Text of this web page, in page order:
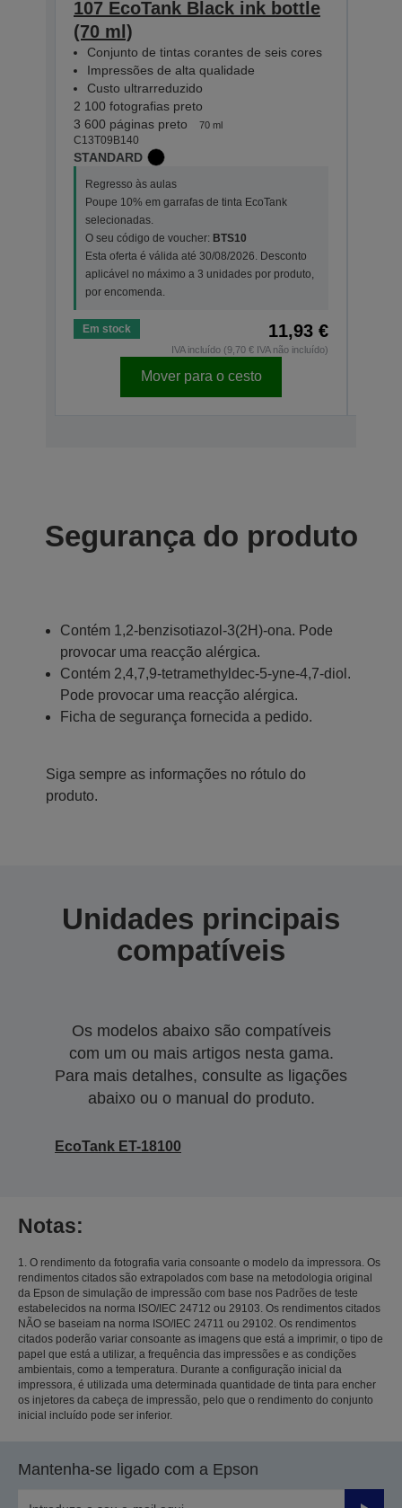
107 EcoTank Black ink bottle
(70 ml)
Conjunto de tintas corantes de seis cores
Impressões de alta qualidade
Custo ultrarreduzido
2 100 fotografias preto
3 600 páginas preto
70 ml
C13T09B140
STANDARD
Regresso às aulas
Poupe 10% em garrafas de tinta EcoTank
selecionadas.
O seu código de voucher: BTS10
Esta oferta é válida até 30/08/2026. Desconto
aplicável no máximo a 3 unidades por produto,
por encomenda.
Em stock 11,93 €
IVA incluído (9,70 € IVA não incluído)
Mover para o cesto
Segurança do produto
Contém 1,2-benzisotiazol-3(2H)-ona. Pode
provocar uma reacção alérgica.
Contém 2,4,7,9-tetramethyldec-5-yne-4,7-diol.
Pode provocar uma reacção alérgica.
Ficha de segurança fornecida a pedido.
Siga sempre as informações no rótulo do
produto.
Unidades principais
compatíveis
Os modelos abaixo são compatíveis
com um ou mais artigos nesta gama.
Para mais detalhes, consulte as ligações
abaixo ou o manual do produto.
EcoTank ET-18100
Notas:
1. O rendimento da fotografia varia consoante o modelo da impressora. Os
rendimentos citados são extrapolados com base na metodologia original
da Epson de simulação de impressão com base nos Padrões de teste
estabelecidos na norma ISO/IEC 24712 ou 29103. Os rendimentos citados
NÃO se baseiam na norma ISO/IEC 24711 ou 29102. Os rendimentos
citados poderão variar consoante as imagens que está a imprimir, o tipo de
papel que está a utilizar, a frequência das impressões e as condições
ambientais, como a temperatura. Durante a configuração inicial da
impressora, é utilizada uma determinada quantidade de tinta para encher
os injetores da cabeça de impressão, pelo que o rendimento do conjunto
inicial incluído pode ser inferior.
Mantenha-se ligado com a Epson